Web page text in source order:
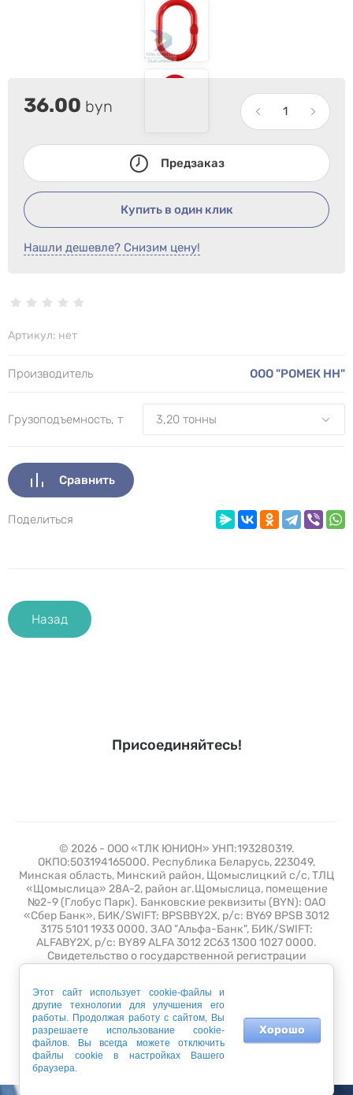
36.00 byn
Предзаказ
Купить в один клик
Нашли дешевле? Снизим цену!
Артикул: нет
Производитель ООО "РОМЕК НН"
Грузоподъемность, т
Сравнить
Поделиться
Назад
Присоединяйтесь!
© 2026 - ООО «ТЛК ЮНИОН» УНП:193280319.
ОКПО:503194165000. Республика Беларусь, 223049,
Минская область, Минский район, Щомыслицкий с/с, ТЛЦ
«Щомыслица» 28А-2, район аг.Щомыслица, помещение
№2-9 (Глобус Парк). Банковские реквизиты (BYN): ОАО
«Сбер Банк», БИК/SWIFT: BPSBBY2X, р/с: BY69 BPSB 3012
3175 5101 1933 0000. ЗАО "Альфа-Банк", БИК/SWIFT:
ALFABY2X, р/с: BY89 ALFA 3012 2C63 1300 1027 0000.
Свидетельство о государственной регистрации
апреля 2021 года с регистрационным номером 508389.
Время работы: Пн - Пт с 9.00 до 18.00
Мegagroup.by - создание интернет-магазина.
Этот сайт использует cookie-файлы и
другие технологии для улучшения его
работы. Продолжая работу с сайтом, Вы
разрешаете использование cookie-
файлов. Вы всегда можете отключить
файлы cookie в настройках Вашего
браузера.
Хорошо